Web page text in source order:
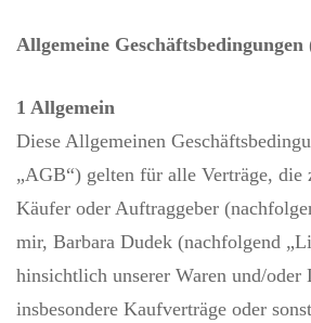
Allgemeine
1 Allgemein
Diese Allgemeinen
„AGB“) gelten für alle Verträge, die
Käufer oder Auftraggeber
mir, Barbara Dudek (nachfolgend
hinsichtlich unserer Waren und/oder
insbesondere Kaufverträge oder